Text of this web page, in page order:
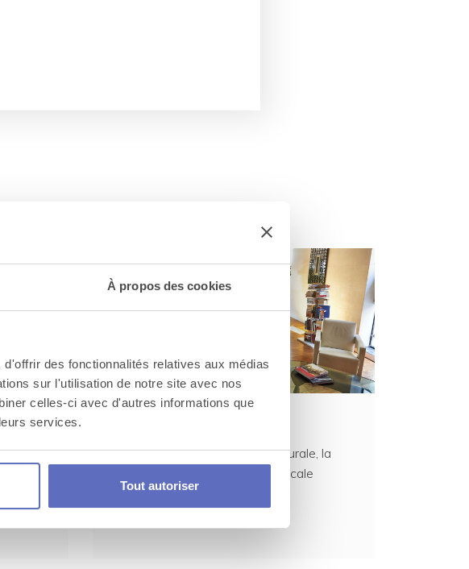
À propos des cookies
des fonctionnalités relatives aux médias
sur l'utilisation de notre site avec nos
celles-ci avec d'autres informations que
services.
Tout autoriser
Nantes
Expérience urbaine et architecturale, la
Pérouse, hôtel 4 étoiles, est l'escale
nantaise par excelle...